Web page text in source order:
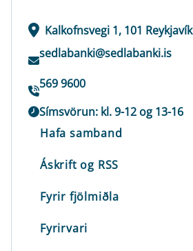
Kalkofnsvegi 1, 101 Reykjavík
sedlabanki@sedlabanki.is
569 9600
Símsvörun: kl. 9-12 og 13-16
Hafa samband
Áskrift og RSS
Fyrir fjölmiðla
Fyrirvari